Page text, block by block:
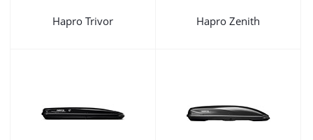
Hapro Trivor Hapro Zenith